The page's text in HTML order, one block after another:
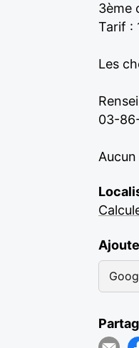
3ème
Tarif
Les
03-